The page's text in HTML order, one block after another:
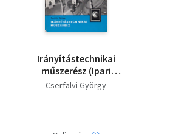
Irányítástechnikai
műszerész (Ipari
szakkönyvtár)
Cserfalvi György